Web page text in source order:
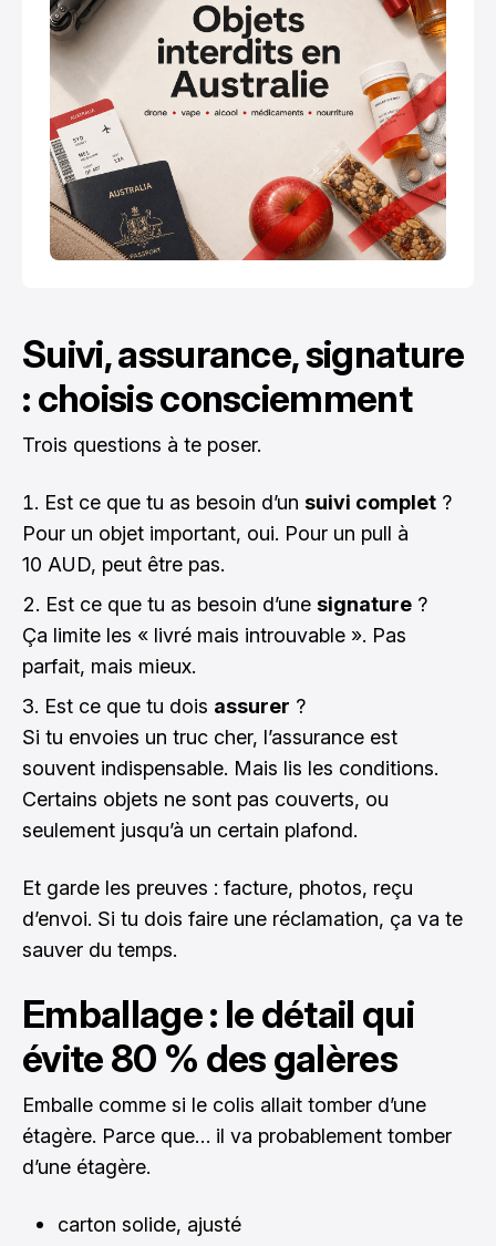
Suivi, assurance, signature
: choisis consciemment
Trois questions à te poser.
Est ce que tu as besoin d’un suivi complet ?
Pour un objet important, oui. Pour un pull à
10 AUD, peut être pas.
Est ce que tu as besoin d’une signature ?
Ça limite les « livré mais introuvable ». Pas
parfait, mais mieux.
Est ce que tu dois assurer ?
Si tu envoies un truc cher, l’assurance est
souvent indispensable. Mais lis les conditions.
Certains objets ne sont pas couverts, ou
seulement jusqu’à un certain plafond.
Et garde les preuves : facture, photos, reçu
d’envoi. Si tu dois faire une réclamation, ça va te
sauver du temps.
Emballage : le détail qui
évite 80 % des galères
Emballe comme si le colis allait tomber d’une
étagère. Parce que… il va probablement tomber
d’une étagère.
carton solide, ajusté